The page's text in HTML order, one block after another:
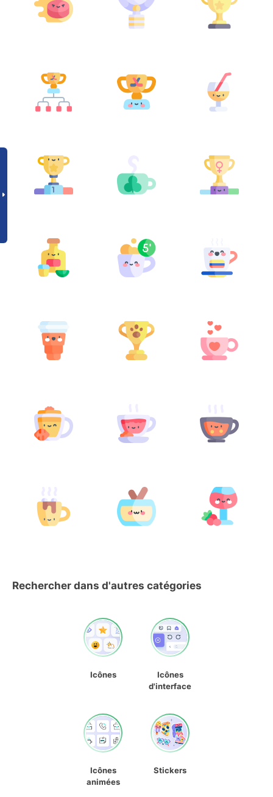
Rechercher dans d'autres catégories
Icônes
Icônes
d'interface
Icônes
animées
Stickers